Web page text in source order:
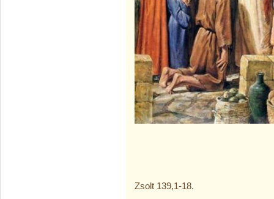
Zsolt 139,1-18.